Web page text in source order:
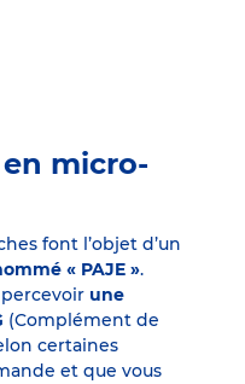
micro-
font l’objet d’un
« PAJE ».
une
(Complément de
certaines
et que vous